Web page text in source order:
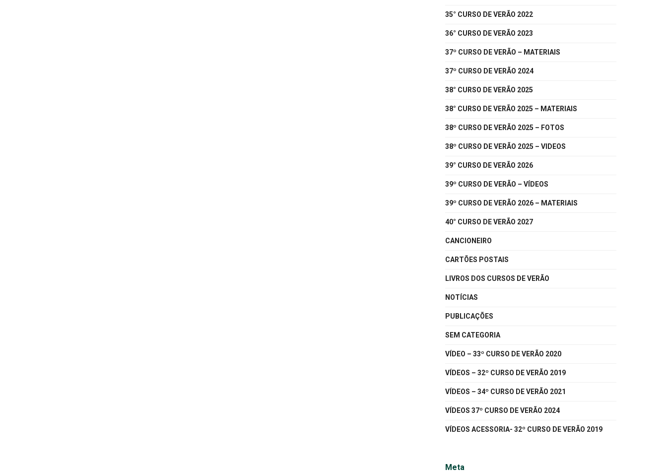
35° CURSO DE VERÃO 2022
36° CURSO DE VERÃO 2023
37º CURSO DE VERÃO – MATERIAIS
37º CURSO DE VERÃO 2024
38° CURSO DE VERÃO 2025
38° CURSO DE VERÃO 2025 – MATERIAIS
38º CURSO DE VERÃO 2025 – FOTOS
38º CURSO DE VERÃO 2025 – VIDEOS
39° CURSO DE VERÃO 2026
39º CURSO DE VERÃO – VÍDEOS
39º CURSO DE VERÃO 2026 – MATERIAIS
40° CURSO DE VERÃO 2027
CANCIONEIRO
CARTÕES POSTAIS
LIVROS DOS CURSOS DE VERÃO
NOTÍCIAS
PUBLICAÇÕES
SEM CATEGORIA
VÍDEO – 33º CURSO DE VERÃO 2020
VÍDEOS – 32º CURSO DE VERÃO 2019
VÍDEOS – 34º CURSO DE VERÃO 2021
VÍDEOS 37º CURSO DE VERÃO 2024
VÍDEOS ACESSORIA- 32º CURSO DE VERÃO 2019
Meta